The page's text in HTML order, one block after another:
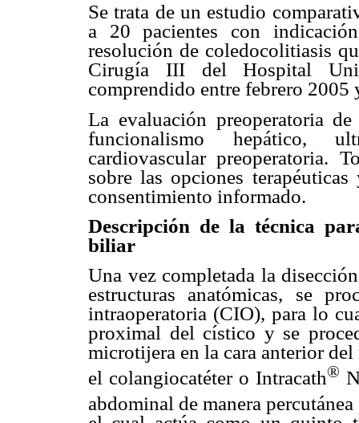
Se trata de un estudio
a 20 pacientes con
resolución de coledocolitiasis
Cirugía III del Hospital
comprendido entre febrero 2005
La evaluación preoperatoria
funcionalismo hepático,
cardiovascular preoperatoria.
sobre las opciones
consentimiento informado.
Descripción de la técnica
biliar
Una vez completada la
estructuras anatómicas, se
intraoperatoria (CIO), para lo
proximal del cístico y se
microtijera en la cara anterior del
el colangiocatéter o Intracath®
abdominal de manera